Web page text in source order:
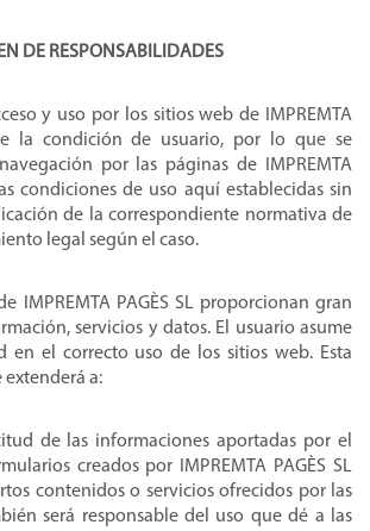
DE RESPONSABILIDADES
y uso por los sitios web de IMPREMTA
la condición de usuario, por lo que se
por las páginas de IMPREMTA
condiciones de uso aquí establecidas sin
de la correspondiente normativa de
legal según el caso.
IMPREMTA PAGÈS SL proporcionan gran
servicios y datos. El usuario asume
en el correcto uso de los sitios web. Esta
extenderá a:
de las informaciones aportadas por el
creados por
IMPREMTA PAGÈS SL
contenidos o servicios ofrecidos por las
será responsable del uso que dé a las